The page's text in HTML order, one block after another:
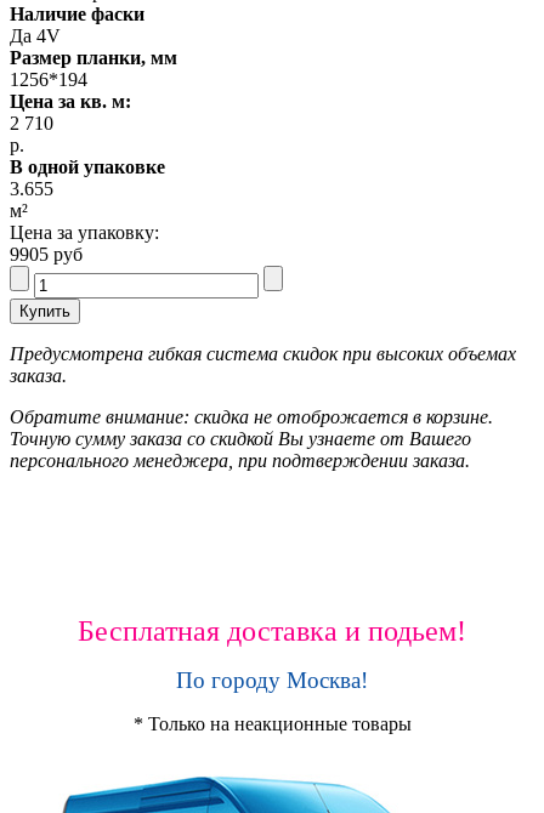
Наличие фаски
Да 4V
Размер планки, мм
1256*194
Цена за кв. м:
2 710
р.
В одной упаковке
3.655
м²
Цена за упаковку:
9905 руб
Предусмотрена гибкая система скидок при высоких объемах
заказа.
Обратите внимание: скидка не отоброжается в корзине.
Точную сумму заказа со скидкой Вы узнаете от Вашего
персонального менеджера, при подтверждении заказа.
Бесплатная доставка и подьем!
По городу Москва!
* Только на неакционные товары